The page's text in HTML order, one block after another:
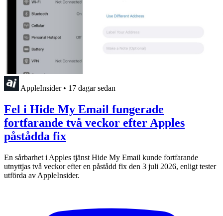
AppleInsider • 17 dagar sedan
Fel i Hide My Email fungerade
fortfarande två veckor efter Apples
påstådda fix
En sårbarhet i Apples tjänst Hide My Email kunde fortfarande
utnyttjas två veckor efter en påstådd fix den 3 juli 2026, enligt tester
utförda av AppleInsider.